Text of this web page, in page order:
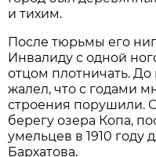
и тихим.
После тюрьмы его
Инвалиду с одной
отцом плотничать.
жалел, что с годами
строения порушили.
берегу озера Копа,
умельцев в 1910 году
Бархатова.